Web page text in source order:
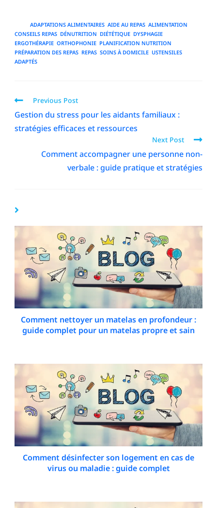
ADAPTATIONS ALIMENTAIRES, AIDE AU REPAS, ALIMENTATION
CONSEILS REPAS, DÉNUTRITION DIÉTÉTIQUE, DYSPHAGIE,
ERGOTHÉRAPIE, ORTHOPHONIE, PLANIFICATION NUTRITION
PRÉPARATION DES REPAS, REPAS, SOINS À DOMICILE, USTENSILES
ADAPTÉS
Previous Post
Gestion du stress pour les aidants familiaux :
stratégies efficaces et ressources
Next Post
Comment accompagner une personne non-
verbale : guide pratique et stratégies
Comment nettoyer un matelas en profondeur :
guide complet pour un matelas propre et sain
Comment désinfecter son logement en cas de
virus ou maladie : guide complet